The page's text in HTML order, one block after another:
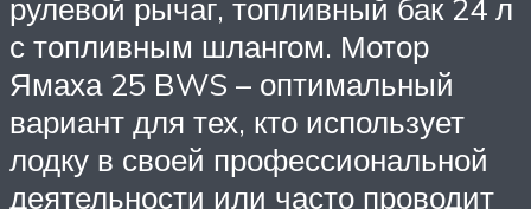
рулевой рычаг, топливный бак 24 л
с топливным шлангом. Мотор
Ямаха 25 BWS – оптимальный
вариант для тех, кто использует
лодку в своей профессиональной
деятельности или часто проводит